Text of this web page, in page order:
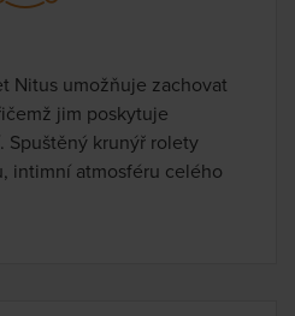
Nitus umožňuje zachovat
jim poskytuje
Spuštěný krunýř rolety
intimní atmosféru celého